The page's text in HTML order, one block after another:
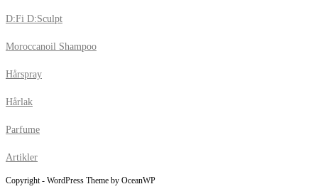
D:Fi D:Sculpt
Moroccanoil Shampoo
Hårspray
Hårlak
Parfume
Artikler
Copyright - WordPress Theme by OceanWP